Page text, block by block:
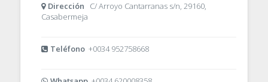
Dirección C/ Arroyo Cantarranas s/n, 29160,
Casabermeja
Teléfono+0034 952758668